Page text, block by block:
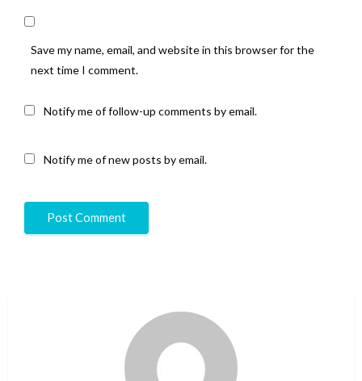
Save my name, email, and website in this browser for the
next time I comment.
Notify me of follow-up comments by email.
Notify me of new posts by email.